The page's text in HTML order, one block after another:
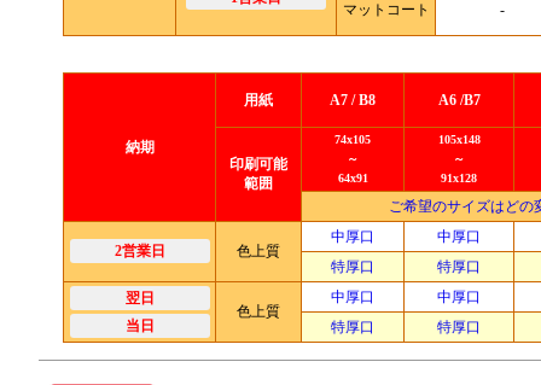
マットコート -
納期
用紙 A7 / B8 A6 /B7
印刷可能
範囲
74x105
～
64x91
105x148
～
91x128
ご希望のサイズはどの
2営業日 色上質
中厚口
中厚口
特厚口
特厚口
翌日
当日
色上質
中厚口
中厚口
特厚口
特厚口